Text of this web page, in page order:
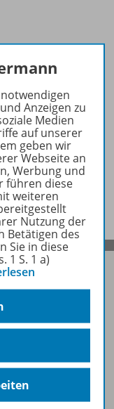
Anzeigen zu
Medien
auf unserer
geben wir
Webseite an
Werbung und
führen diese
weiteren
Nutzung der
Betätigen des
Sie in diese
1 S. 1 a)